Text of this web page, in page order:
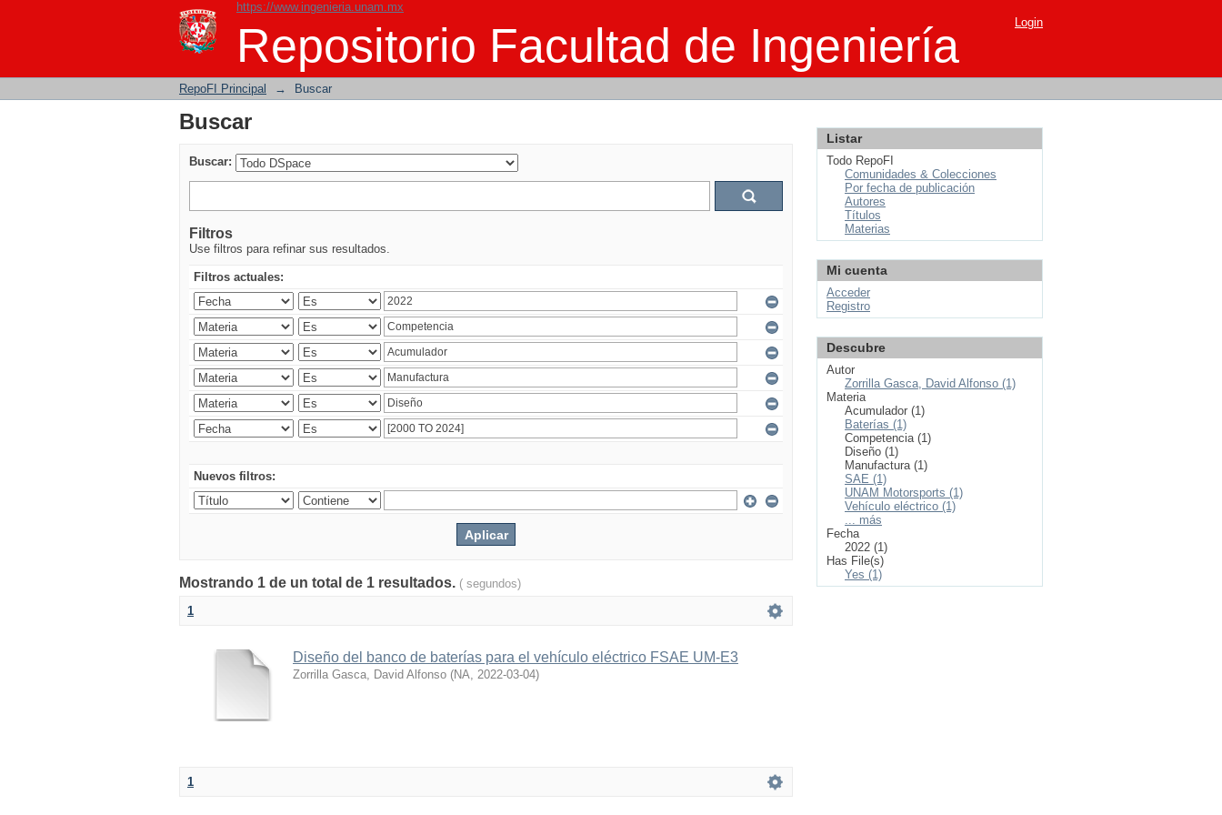
https://www.ingenieria.unam.mx
Repositorio Facultad de Ingeniería
Buscar Login
RepoFI Principal → Buscar
Buscar
Buscar:
Filtros
Use filtros para refinar sus resultados.
Filtros actuales:
Nuevos filtros:
Mostrando 1 de un total de 1 resultados. ( segundos)
1
Diseño del banco de baterías para el vehículo eléctrico FSAE UM-E3
Zorrilla Gasca, David Alfonso (NA, 2022-03-04)
1
Listar
Todo RepoFI
Comunidades & Colecciones
Por fecha de publicación
Autores
Títulos
Materias
Mi cuenta
Acceder
Registro
Descubre
Autor
Zorrilla Gasca, David Alfonso (1)
Materia
Acumulador (1)
Baterías (1)
Competencia (1)
Diseño (1)
Manufactura (1)
SAE (1)
UNAM Motorsports (1)
Vehículo eléctrico (1)
... más
Fecha
2022 (1)
Has File(s)
Yes (1)